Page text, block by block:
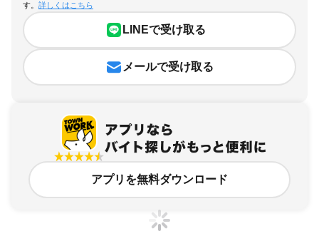
す。 詳しくはこちら
LINEで受け取る
メールで受け取る
アプリを無料ダウンロード